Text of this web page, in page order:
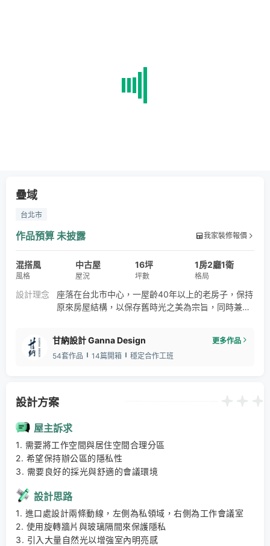
疊域
台北市
作品預算 未披露 我家裝修報價
混搭風
風格
中古屋
屋況
16坪
坪數
1房2廳1衛
格局
設計理念
座落在台北市中心，一屋齡40年以上的老房子，保持
原來房屋結構，以保存舊時光之美為宗旨，同時兼顧
色大桌來平衡色彩並同時凸顯家具的存在，將餐桌、
廚房、吧台安排在入門處。中間設計旋轉片門，作為
寢室有安全感卻不會密閉壓迫。
甘納設計 Ganna Design
更多作品
54套作品
14篇開箱 穩定合作工班
設計方案
屋主訴求
1. 需要將工作空間與居住空間合理分區
2. 希望保持辦公區的隱私性
3. 需要良好的採光與舒適的會議環境
設計思路
1. 進口處設計兩條動線，左側為私領域，右側為工作會議室
2. 使用旋轉牆片與玻璃隔間來保護隱私
3. 引入大量自然光以增強室內明亮感